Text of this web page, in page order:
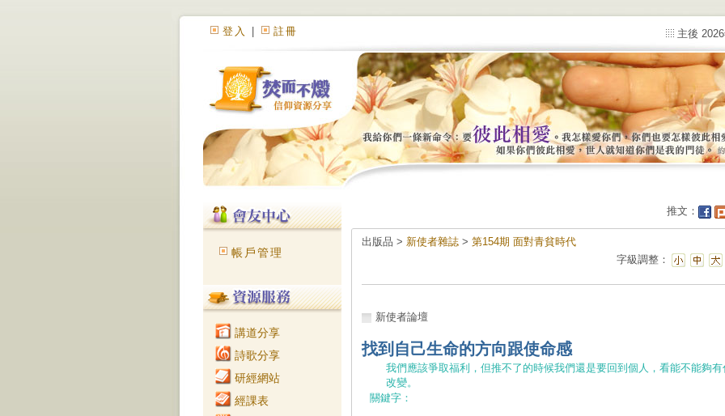
登入 註冊 主後
帳戶管理
講道分享
詩歌分享
研經網站
經課表
推文：
出版品 > 新使者雜誌 > 第154期 面對青貧時代
字級調整：
新使者論壇
找到自己生命的方向跟使命感
我們應該爭取福利，但推不了的時候我們還是要回到個人，看能不能夠有
改變。
關鍵字：